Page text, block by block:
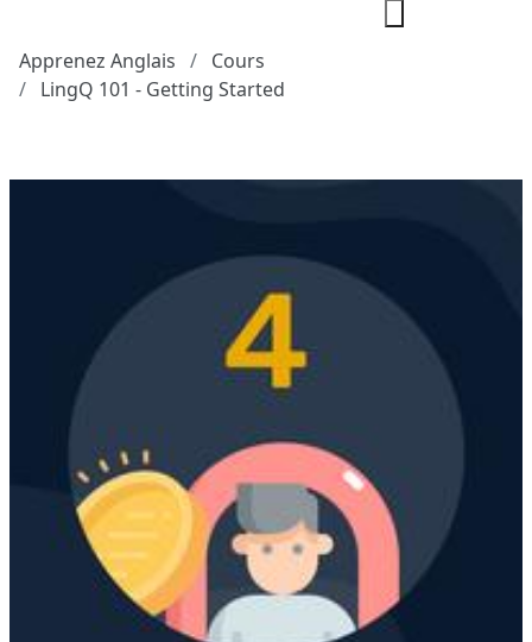
Apprenez Anglais
Cours
LingQ 101 - Getting Started